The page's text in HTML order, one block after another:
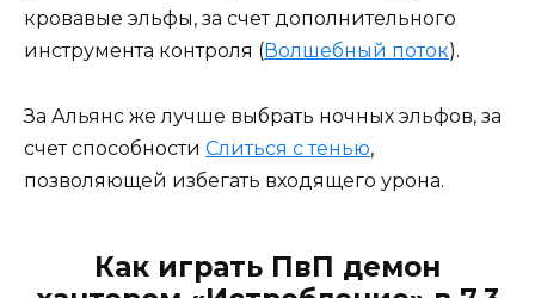
кровавые эльфы, за счет дополнительного
инструмента контроля (Волшебный поток).
За Альянс же лучше выбрать ночных эльфов, за
счет способности Слиться с тенью,
позволяющей избегать входящего урона.
Как играть ПвП демон